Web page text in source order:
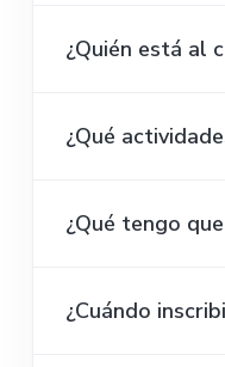
¿Quién está al
¿Qué
¿Qué tengo
¿Cuándo